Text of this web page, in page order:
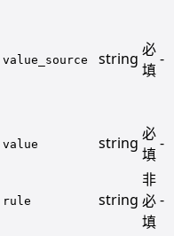
value_source string 必
填
-
value string 必
填
-
rule string
非
必
填
-